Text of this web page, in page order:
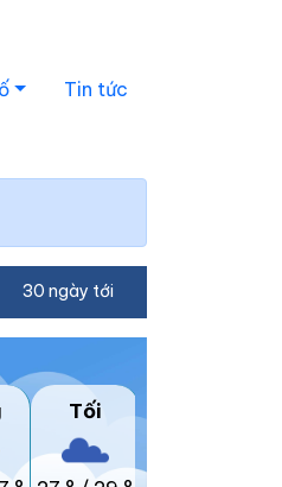
Tin tức
30 ngày tới
Tối